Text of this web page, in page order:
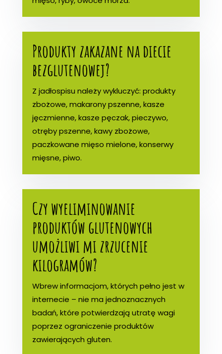
Produkty zakazane na diecie
bezglutenowej?
Z jadłospisu należy wykluczyć: produkty
zbożowe, makarony pszenne, kasze
jęczmienne, kasze pęczak, pieczywo,
otręby pszenne, kawy zbożowe,
paczkowane mięso mielone, konserwy
mięsne, piwo.
Czy wyeliminowanie
produktów glutenowych
umożliwi mi zrzucenie
kilogramów?
Wbrew informacjom, których pełno jest w
internecie – nie ma jednoznacznych
badań, które potwierdzają utratę wagi
poprzez ograniczenie produktów
zawierających gluten.